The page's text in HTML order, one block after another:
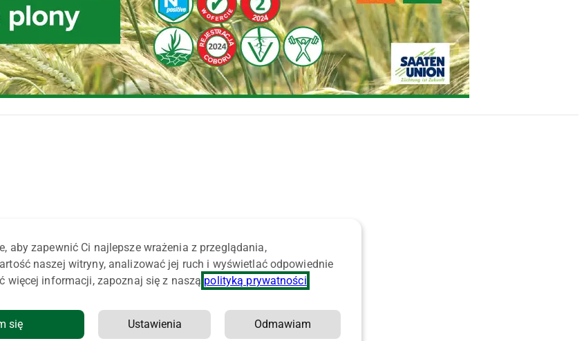
aby zapewnić Ci najlepsze wrażenia z przeglądania,
naszej witryny, analizować jej ruch i wyświetlać odpowiednie
więcej informacji, zapoznaj się z naszą polityką prywatności
się Ustawienia Odmawiam